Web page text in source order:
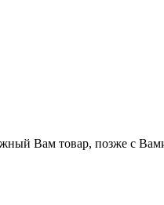
Вам товар, позже с